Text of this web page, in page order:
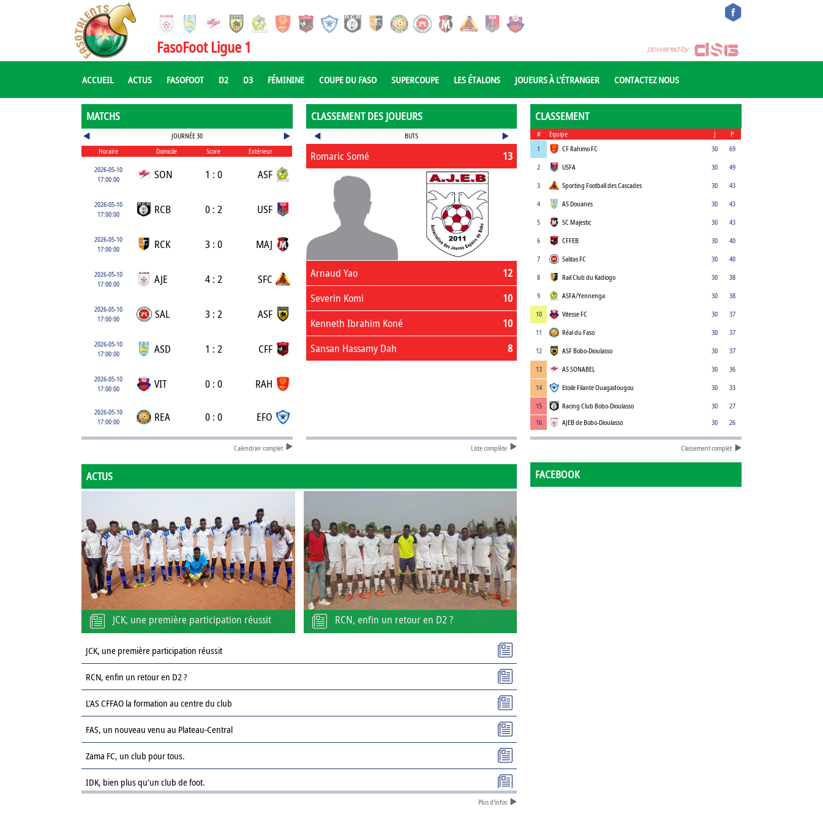
FasoFoot Ligue 1
ACCUEIL ACTUS FASOFOOT D2 D3 FÉMININE COUPE DU FASO SUPERCOUPE LES ÉTALONS JOUEURS À L'ÉTRANGER CONTACTEZ NOUS
MATCHS
JOURNÉE 30
Horaire
Domicile Score
Extérieur
2026-05-10
17:00:00
SON 1 : 0 ASF
2026-05-10
17:00:00
RCB 0 : 2 USF
2026-05-10
17:00:00
RCK 3 : 0 MAJ
2026-05-10
17:00:00
AJE 4 : 2 SFC
2026-05-10
17:00:00
SAL 3 : 2 ASF
2026-05-10
17:00:00
ASD 1 : 2 CFF
2026-05-10
17:00:00
VIT 0 : 0 RAH
2026-05-10
17:00:00
REA 0 : 0 EFO
Calendrier complet
CLASSEMENT DES JOUEURS
BUTS
13
Romaric Somé
12
Arnaud Yao
10
Severin Komi
10
Kenneth Ibrahim Koné
8
Sansan Hassamy Dah
Liste complète
CLASSEMENT
# Equipe J
P
1
CF Rahimo FC 30
69
2
USFA 30
49
3
Sporting Football des Cascades 30
43
4
AS Douanes 30
43
5
SC Majestic 30
43
6
CFFEB 30
40
7
Salitas FC 30
40
8
Rail Club du Kadiogo 30
38
9
ASFA/Yennenga 30
38
10
Vitesse FC 30
37
11
Réal du Faso 30
37
12
ASF Bobo-Dioulasso 30
37
13
AS SONABEL 30
36
14
Etoile Filante Ouagadougou 30
33
15
Racing Club Bobo-Dioulasso 30
27
16
AJEB de Bobo-Dioulasso 30 26
Classement complet
ACTUS
JCK, une première participation réussit RCN, enfin un retour en D2 ?
JCK, une première participation réussit
RCN, enfin un retour en D2 ?
L’AS CFFAO la formation au centre du club
FAS, un nouveau venu au Plateau-Central
Zama FC, un club pour tous.
IDK, bien plus qu’un club de foot.
Plus d'infos
FACEBOOK